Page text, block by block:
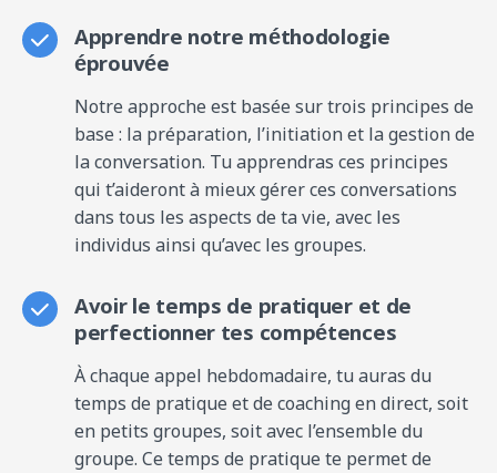
Apprendre notre méthodologie
éprouvée
Notre approche est basée sur trois principes de
base : la préparation, l’initiation et la gestion de
la conversation. Tu apprendras ces principes
qui t’aideront à mieux gérer ces conversations
dans tous les aspects de ta vie, avec les
individus ainsi qu’avec les groupes.
Avoir le temps de pratiquer et de
perfectionner tes compétences
À chaque appel hebdomadaire, tu auras du
temps de pratique et de coaching en direct, soit
en petits groupes, soit avec l’ensemble du
groupe. Ce temps de pratique te permet de